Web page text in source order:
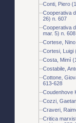
Conti, Piero
Cooperativa
26) n. 607
Cooperativa
mar. 5) n. 608
Cortese,
Cortesi, Luigi
Costa, Mimì
Costabile,
Cottone,
613-628
Coudenhove
Cozzi,
Craveri,
Critica